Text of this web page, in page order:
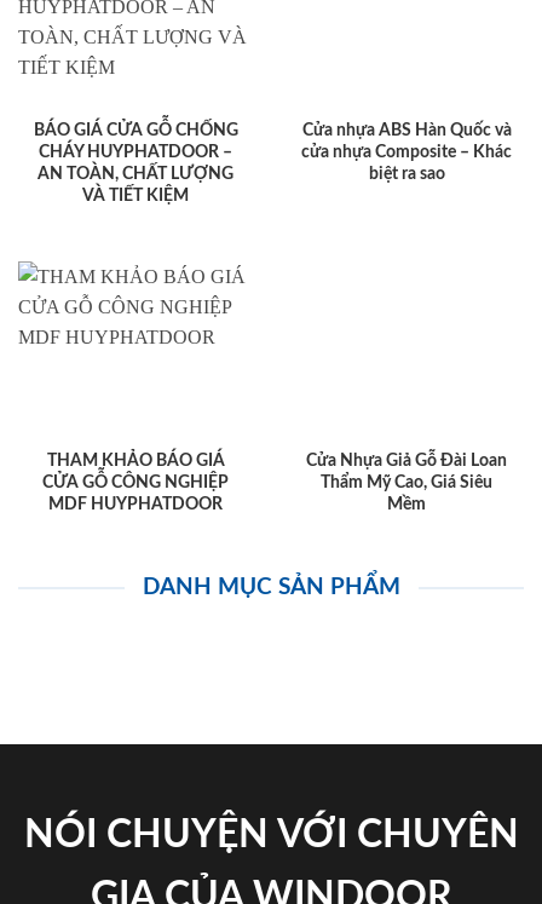
BÁO GIÁ CỬA GỖ CHỐNG
CHÁY HUYPHATDOOR –
AN TOÀN, CHẤT LƯỢNG
VÀ TIẾT KIỆM
Cửa nhựa ABS Hàn Quốc và
cửa nhựa Composite – Khác
biệt ra sao
THAM KHẢO BÁO GIÁ
CỬA GỖ CÔNG NGHIỆP
MDF HUYPHATDOOR
Cửa Nhựa Giả Gỗ Đài Loan
Thẩm Mỹ Cao, Giá Siêu
Mềm
DANH MỤC SẢN PHẨM
NÓI CHUYỆN VỚI CHUYÊN